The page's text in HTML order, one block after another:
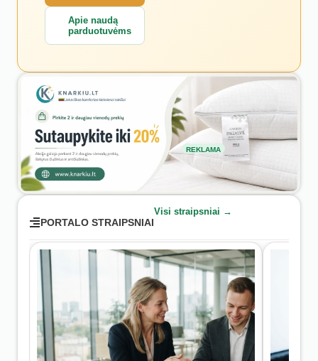
Apie naudą
parduotuvėms
REKLAMA
PORTALO STRAIPSNIAI
Visi straipsniai →